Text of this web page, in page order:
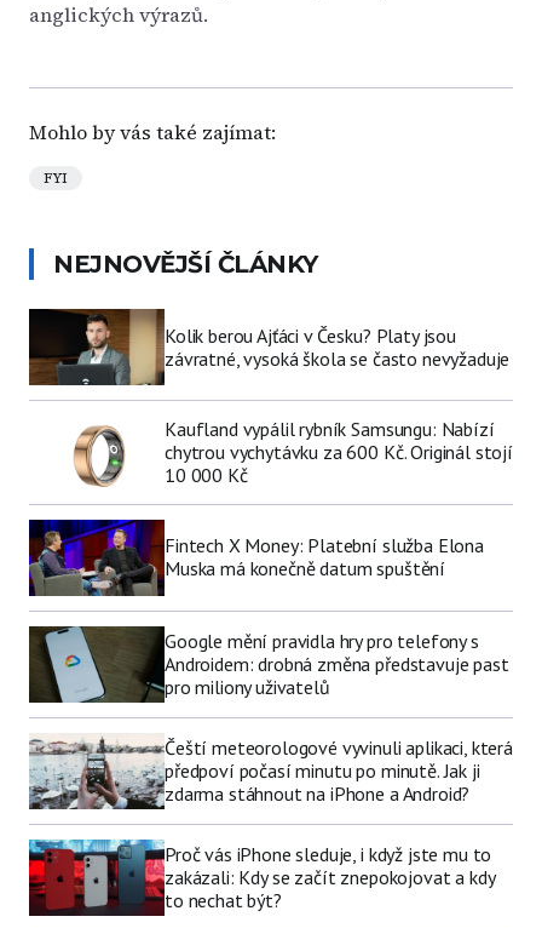
anglických výrazů.
Mohlo by vás také zajímat:
FYI
NEJNOVĚJŠÍ ČLÁNKY
Kolik berou Ajťáci v Česku? Platy jsou
závratné, vysoká škola se často nevyžaduje
Kaufland vypálil rybník Samsungu: Nabízí
chytrou vychytávku za 600 Kč. Originál stojí
10 000 Kč
Fintech X Money: Platební služba Elona
Muska má konečně datum spuštění
Google mění pravidla hry pro telefony s
Androidem: drobná změna představuje past
pro miliony uživatelů
Čeští meteorologové vyvinuli aplikaci, která
předpoví počasí minutu po minutě. Jak ji
zdarma stáhnout na iPhone a Android?
Proč vás iPhone sleduje, i když jste mu to
zakázali: Kdy se začít znepokojovat a kdy
to nechat být?